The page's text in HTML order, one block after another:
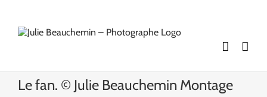
contenu
Le fan. © Julie Beauchemin Montage